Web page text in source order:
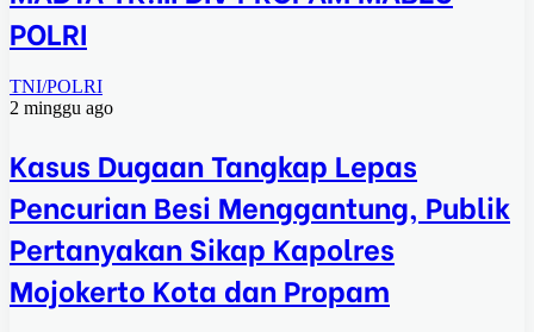
POLRI
TNI/POLRI
2 minggu ago
Kasus Dugaan Tangkap Lepas
Pencurian Besi Menggantung, Publik
Pertanyakan Sikap Kapolres
Mojokerto Kota dan Propam